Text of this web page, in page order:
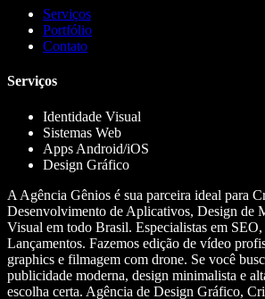
Serviços
Portfólio
Contato
Serviços
Identidade Visual
Sistemas Web
Apps Android/iOS
Design Gráfico
A Agência Gênios é sua parceira ideal para
Desenvolvimento de Aplicativos, Design de
Visual em todo Brasil. Especialistas em
Lançamentos. Fazemos edição de vídeo
graphics e filmagem com drone. Se você
publicidade moderna, design minimalista e
escolha certa. Agência de Design Gráfico,